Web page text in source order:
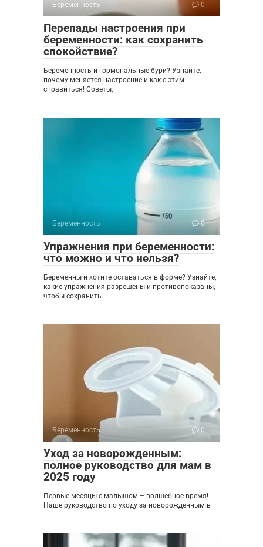
Беременность 0
Перепады настроения при
беременности: как сохранить
спокойствие?
Беременность и гормональные бури? Узнайте,
почему меняется настроение и как с этим
справиться! Советы,
Беременность 0
Упражнения при беременности:
что можно и что нельзя?
Беременны и хотите оставаться в форме? Узнайте,
какие упражнения разрешены и противопоказаны,
чтобы сохранить
Беременность 0
Уход за новорожденным:
полное руководство для мам в
2025 году
Первые месяцы с малышом – волшебное время!
Наше руководство по уходу за новорожденным в